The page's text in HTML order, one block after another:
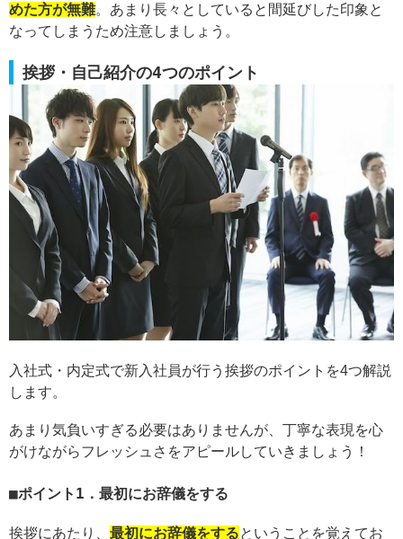
めた方が無難。あまり長々としていると間延びした印象と
なってしまうため注意しましょう。
挨拶・自己紹介の4つのポイント
入社式・内定式で新入社員が行う挨拶のポイントを4つ解説
します。
あまり気負いすぎる必要はありませんが、丁寧な表現を心
がけながらフレッシュさをアピールしていきましょう！
ポイント1．最初にお辞儀をする
挨拶にあたり、 最初にお辞儀をするということを覚えてお